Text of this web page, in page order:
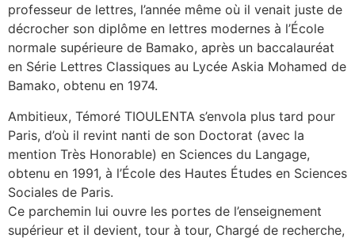
professeur de lettres, l’année même où il venait juste de
décrocher son diplôme en lettres modernes à l’École
normale supérieure de Bamako, après un baccalauréat
en Série Lettres Classiques au Lycée Askia Mohamed de
Bamako, obtenu en 1974.
Ambitieux, Témoré TIOULENTA s’envola plus tard pour
Paris, d’où il revint nanti de son Doctorat (avec la
mention Très Honorable) en Sciences du Langage,
obtenu en 1991, à l’École des Hautes Études en Sciences
Sociales de Paris.
Ce parchemin lui ouvre les portes de l’enseignement
supérieur et il devient, tour à tour, Chargé de recherche,